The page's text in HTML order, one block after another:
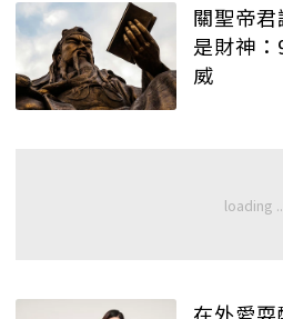
關聖帝
是財神
威
在外愛